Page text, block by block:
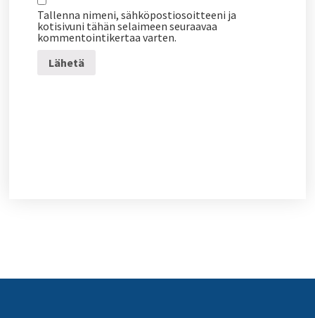
Tallenna nimeni, sähköpostiosoitteeni ja
kotisivuni tähän selaimeen seuraavaa
kommentointikertaa varten.